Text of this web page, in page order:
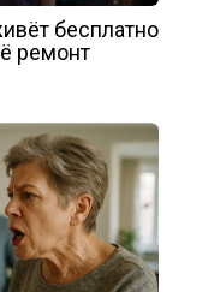
бесплатно
ремонт